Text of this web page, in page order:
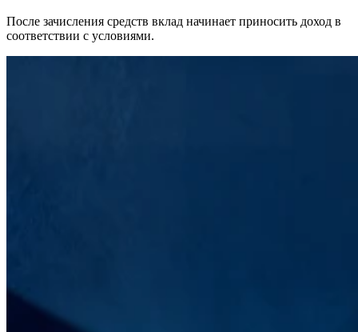
После зачисления средств вклад начинает приносить доход в
соответствии с условиями.